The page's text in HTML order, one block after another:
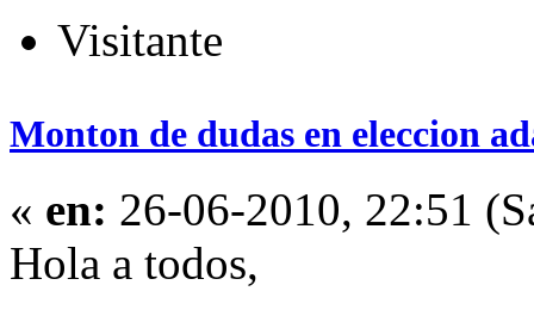
Visitante
Monton de dudas en eleccion
« en: 26-06-2010, 22:51
Hola a todos,